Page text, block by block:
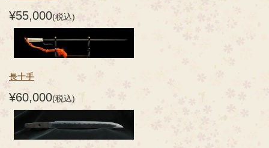
¥55,000(税込)
長十手
¥60,000(税込)